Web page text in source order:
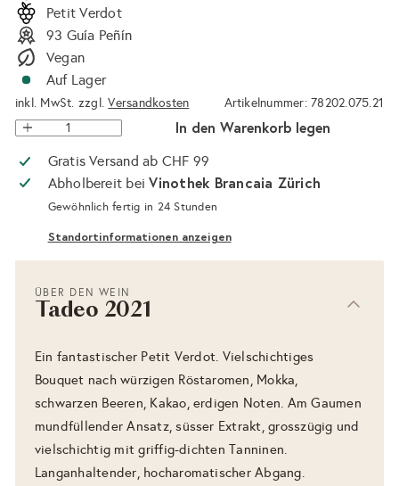
Petit Verdot
93 Guía Peñín
Vegan
Auf Lager
inkl. MwSt. zzgl.Versandkosten Artikelnummer: 78202.075.21
In den Warenkorb legen
Gratis Versand ab CHF 99
Abholbereit beiVinothek Brancaia Zürich
Gewöhnlich fertig in 24 Stunden
Standortinformationen anzeigen
ÜBER DEN WEIN
Tadeo 2021
Ein fantastischer Petit Verdot. Vielschichtiges
Bouquet nach würzigen Röstaromen, Mokka,
schwarzen Beeren, Kakao, erdigen Noten. Am Gaumen
mundfüllender Ansatz, süsser Extrakt, grosszügig und
vielschichtig mit griffig-dichten Tanninen.
Langanhaltender, hocharomatischer Abgang.